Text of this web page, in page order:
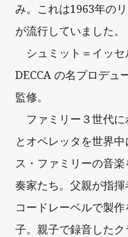
み。これは1963年の
が流行していました。
シュミット＝イッセ
DECCA の名プロデュ
監修。
ファミリー３世代に
とオペレッタを世界
ス・ファミリーの音
奏家たち。父親が指
コードレーベルで製
子。親子で録音したク